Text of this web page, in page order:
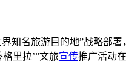
名旅游目的地”战略部署
里拉’”文旅宣传推广活动